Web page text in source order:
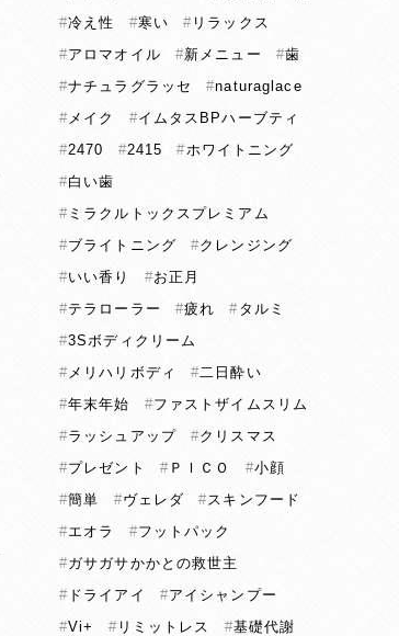
冷え性
寒い
リラックス
アロマオイル
新メニュー
歯
ナチュラグラッセ
naturaglace
メイク
イムタスBPハーブティ
2470
2415
ホワイトニング
白い歯
ミラクルトックスプレミアム
ブライトニング
クレンジング
いい香り
お正月
テラローラー
疲れ
タルミ
3Sボディクリーム
メリハリボディ
二日酔い
年末年始
ファストザイムスリム
ラッシュアップ
クリスマス
プレゼント
ＰＩＣＯ
小顔
簡単
ヴェレダ
スキンフード
エオラ
フットパック
ガサガサかかとの救世主
ドライアイ
アイシャンプー
Vi+
リミットレス 基礎代謝